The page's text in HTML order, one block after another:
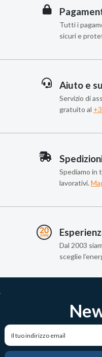
Tutti i
sicuri e
Aiuto e
Servizio di
gratuito al
Spediamo in
lavorativi.
Dal 2003
sceglie